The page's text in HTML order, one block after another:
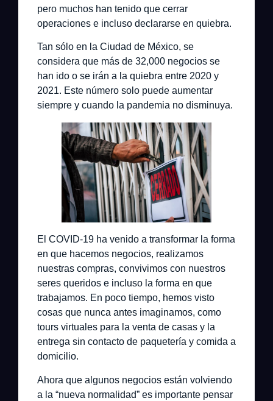
pero muchos han tenido que cerrar
operaciones e incluso declararse en quiebra.
Tan sólo en la Ciudad de México, se
considera que más de 32,000 negocios se
han ido o se irán a la quiebra entre 2020 y
2021. Este número solo puede aumentar
siempre y cuando la pandemia no disminuya.
El COVID-19 ha venido a transformar la forma
en que hacemos negocios, realizamos
nuestras compras, convivimos con nuestros
seres queridos e incluso la forma en que
trabajamos. En poco tiempo, hemos visto
cosas que nunca antes imaginamos, como
tours virtuales para la venta de casas y la
entrega sin contacto de paquetería y comida a
domicilio.
Ahora que algunos negocios están volviendo
a la “nueva normalidad” es importante pensar